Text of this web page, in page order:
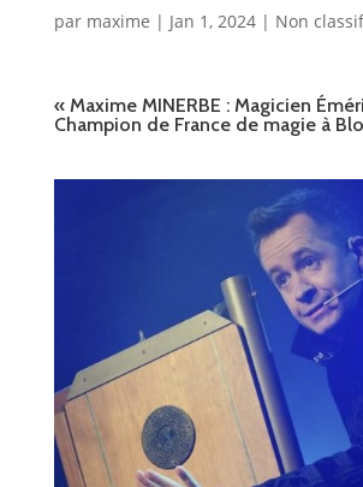
par maxime | Jan 1, 2024| Non
« Maxime MINERBE : Magicien
Champion de France de magie à